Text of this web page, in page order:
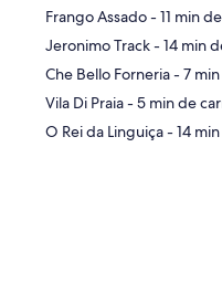
Mapa
‪Frango Assado -
‪Jeronimo Track -
‪Che Bello
‪Vila Di Praia - ‬5 min de
‪O Rei da